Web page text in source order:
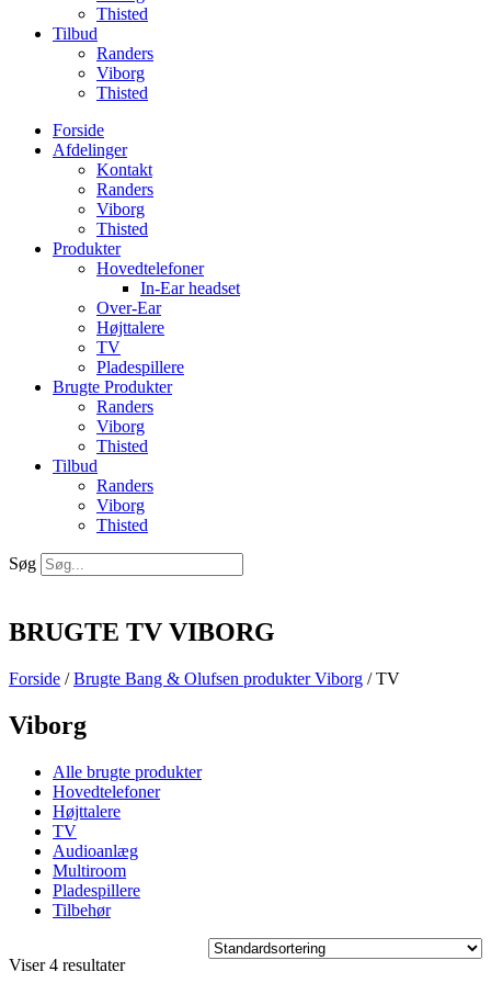
Thisted
Tilbud
Randers
Viborg
Thisted
Forside
Afdelinger
Kontakt
Randers
Viborg
Thisted
Produkter
Hovedtelefoner
In-Ear headset
Over-Ear
Højttalere
TV
Pladespillere
Brugte Produkter
Randers
Viborg
Thisted
Tilbud
Randers
Viborg
Thisted
Søg
BRUGTE TV VIBORG
Forside /Brugte Bang & Olufsen produkter Viborg / TV
Viborg
Alle brugte produkter
Hovedtelefoner
Højttalere
TV
Audioanlæg
Multiroom
Pladespillere
Tilbehør
Viser 4 resultater